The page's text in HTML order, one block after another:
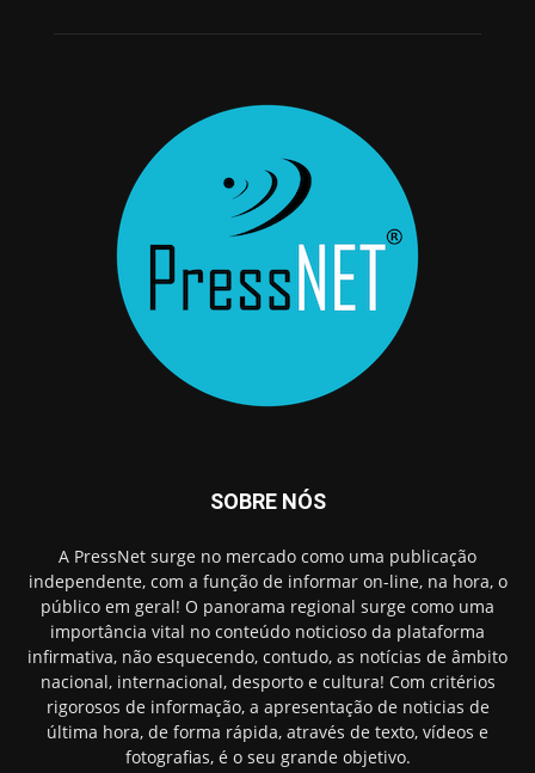
SOBRE NÓS
A PressNet surge no mercado como uma publicação
independente, com a função de informar on-line, na hora, o
público em geral! O panorama regional surge como uma
importância vital no conteúdo noticioso da plataforma
infirmativa, não esquecendo, contudo, as notícias de âmbito
nacional, internacional, desporto e cultura! Com critérios
rigorosos de informação, a apresentação de noticias de
última hora, de forma rápida, através de texto, vídeos e
fotografias, é o seu grande objetivo.